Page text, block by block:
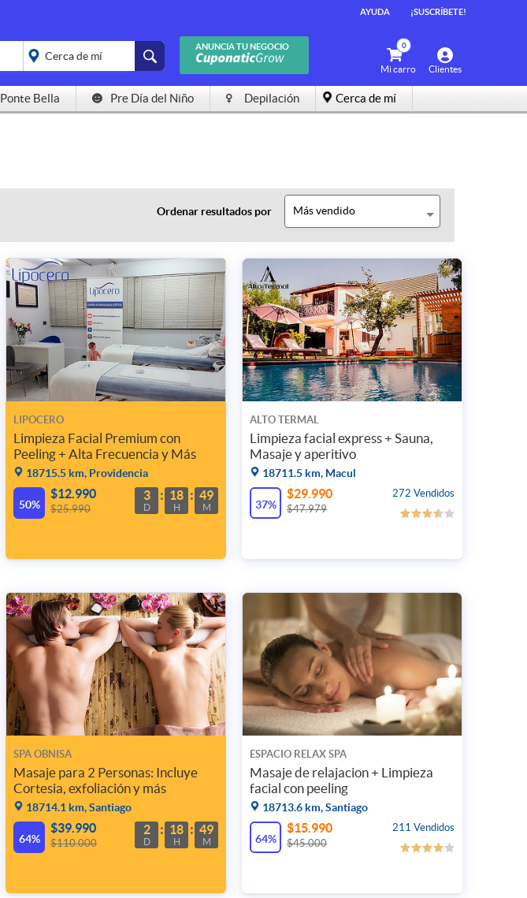
AYUDA ¡SUSCRÍBETE!
ANUNCIA TU NEGOCIO
Clientes
placeholder="Todo el
0
Mi carro
Ponte Bella Pre Día del Niño Depilación Cerca de mí
Ordenar resultados por Más vendido
LIPOCERO
Limpieza Facial Premium con
Peeling + Alta Frecuencia y Más
18715.5 km, Providencia
50%
3
D
18
H
49
M
$12.990
$25.990
ALTO TERMAL
Limpieza facial express + Sauna,
Masaje y aperitivo
18711.5 km, Macul
37%
272 Vendidos
$29.990
$47.979
SPA OBNISA
Masaje para 2 Personas: Incluye
Cortesia, exfoliación y más
18714.1 km, Santiago
64%
2
D
18
H
49
M
$39.990
$110.000
ESPACIO RELAX SPA
Masaje de relajacion + Limpieza
facial con peeling
18713.6 km, Santiago
64%
211 Vendidos
$15.990
$45.000